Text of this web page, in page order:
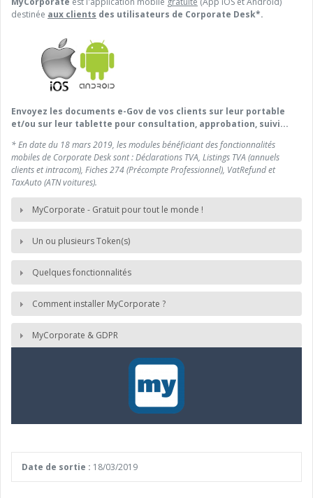
destinée aux clients des utilisateurs de Corporate Desk*.
Envoyez les documents e-Gov de vos clients sur leur portable
et/ou sur leur tablette pour consultation, approbation, suivi...
* En date du 18 mars 2019, les modules bénéficiant des fonctionnalités
mobiles de Corporate Desk sont : Déclarations TVA, Listings TVA (annuels
clients et intracom), Fiches 274 (Précompte Professionnel), VatRefund et
TaxAuto (ATN voitures).
MyCorporate - Gratuit pour tout le monde !
Un ou plusieurs Token(s)
Quelques fonctionnalités
Comment installer MyCorporate ?
MyCorporate & GDPR
Date de sortie : 18/03/2019